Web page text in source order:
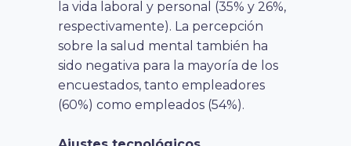
la vida laboral y personal (35% y 26%,
respectivamente). La percepción
sobre la salud mental también ha
sido negativa para la mayoría de los
encuestados, tanto empleadores
(60%) como empleados (54%).